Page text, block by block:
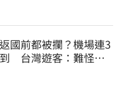
國前都被攔？機場連3
台灣遊客：難怪日